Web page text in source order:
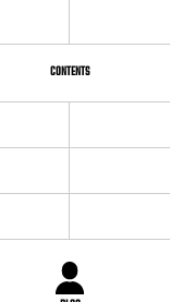
CONTENTS